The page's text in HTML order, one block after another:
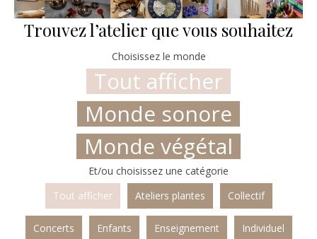
Trouvez l’atelier que vous souhaitez
Choisissez le monde
Tout afficher
Monde sonore
Monde végétal
Et/ou choisissez une catégorie
Tout afficher
Ateliers plantes Collectif
Concerts Enfants Enseignement Individuel